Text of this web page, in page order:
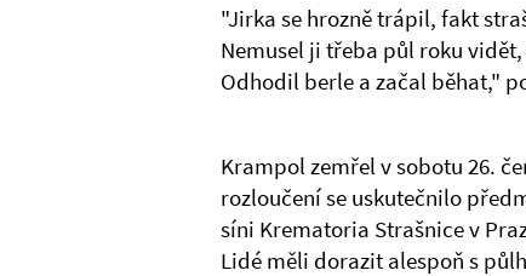
"Jirka se hrozně trápil, fakt
Nemusel ji třeba půl roku
Odhodil berle a začal běhat,"
Krampol zemřel v sobotu 26.
rozloučení se uskutečnilo
síni Krematoria Strašnice v
Lidé měli dorazit alespoň s